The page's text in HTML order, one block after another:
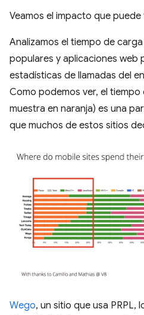
Veamos el impacto que puede
Analizamos el tiempo de
populares y aplicaciones web
estadísticas de llamadas del
Como podemos ver, el tiempo
muestra en naranja) es una
que muchos de estos sitios
Wego, un sitio que usa PRPL,